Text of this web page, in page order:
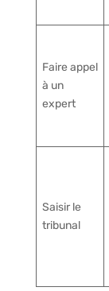
Faire appel
à un
expert
Saisir le
tribunal